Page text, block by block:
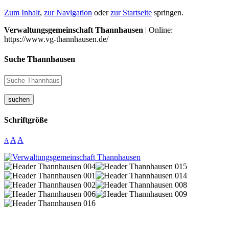
Zum Inhalt, zur Navigation oderzur Startseite springen.
Verwaltungsgemeinschaft Thannhausen | Online:
https://www.vg-thannhausen.de/
Suche Thannhausen
suchen
Schriftgröße
A A A